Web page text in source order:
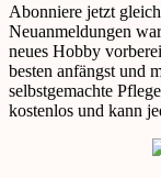
Abonniere jetzt
Neuanmeldungen
neues Hobby
besten anfängst und
selbstgemachte
kostenlos und kann